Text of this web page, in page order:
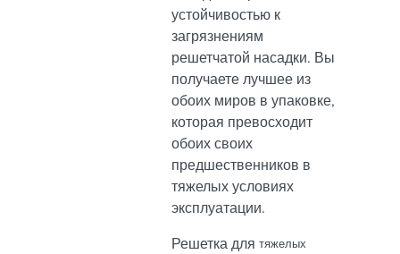
устойчивостью к
загрязнениям
решетчатой насадки. Вы
получаете лучшее из
обоих миров в упаковке,
которая превосходит
обоих своих
предшественников в
тяжелых условиях
эксплуатации.
Решетка для тяжелых